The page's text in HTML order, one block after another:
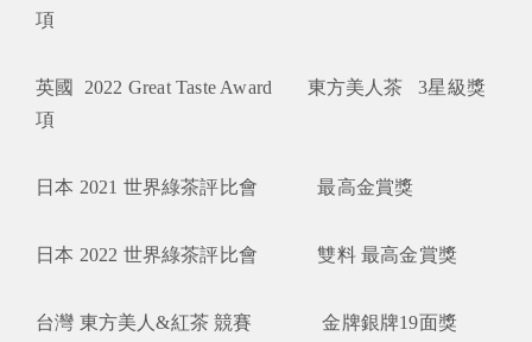
項
英國 2022 Great Taste Award 東方美人茶 3星級獎
項
日本 2021 世界綠茶評比會 最高金賞獎
日本 2022 世界綠茶評比會 雙料 最高金賞獎
台灣 東方美人&紅茶 競賽 金牌銀牌19面獎